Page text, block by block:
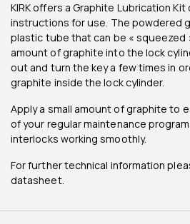
KIRK offers a Graphite Lubrication
instructions for use. The powdered
plastic tube that can be « squeezed
amount of graphite into the lock
out and turn the key a few times in
graphite inside the lock cylinder.
Apply a small amount of graphite to
of your regular maintenance
interlocks working smoothly.
For further technical information
datasheet.